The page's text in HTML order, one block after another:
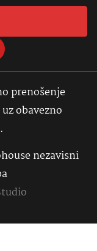
prenošenje
obavezno
nezavisni